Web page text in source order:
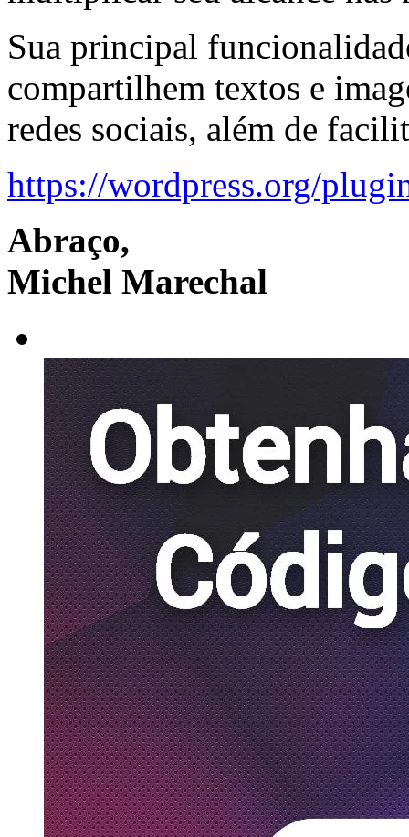
Sua principal
compartilhem textos e
redes sociais, além de
https://wordpress.org/
Abraço,
Michel Marechal